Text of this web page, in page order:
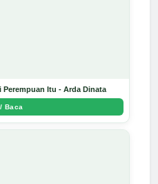
Perempuan Itu - Arda Dinata
Baca